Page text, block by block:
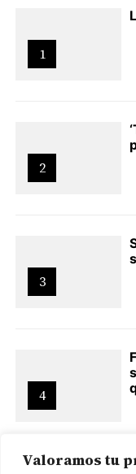
Valoramos tu
1
2
3
4